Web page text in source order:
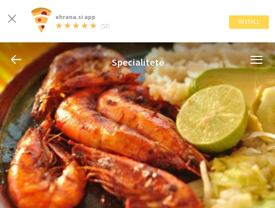
ehrana.si app
(53)
INSTALL
Specialitete